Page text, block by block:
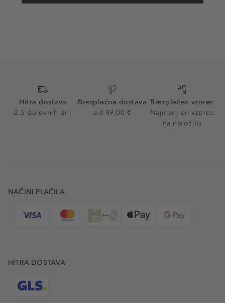
Hitra dostava
2-5 delovnih dni
Brezplačna dostava
od 49,00 €
Brezplačen vzorec
Najmanj en vzorec
na naročilo
NAČINI PLAČILA
HITRA DOSTAVA